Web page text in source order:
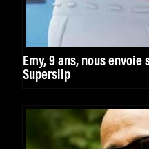
Emy, 9 ans, nous
Superslip